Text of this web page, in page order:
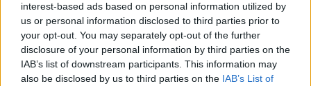
interest-based ads based on personal information utilized by
us or personal information disclosed to third parties prior to
your opt-out. You may separately opt-out of the further
disclosure of your personal information by third parties on the
IAB’s list of downstream participants. This information may
also be disclosed by us to third parties on the IAB’s List of